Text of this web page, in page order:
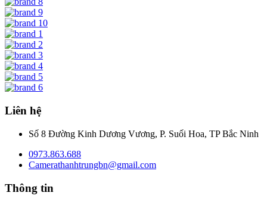
Liên hệ
Số 8 Đường Kinh Dương Vương, P. Suối Hoa, TP Bắc Ninh
0973.863.688
Camerathanhtrungbn@gmail.com
Thông tin